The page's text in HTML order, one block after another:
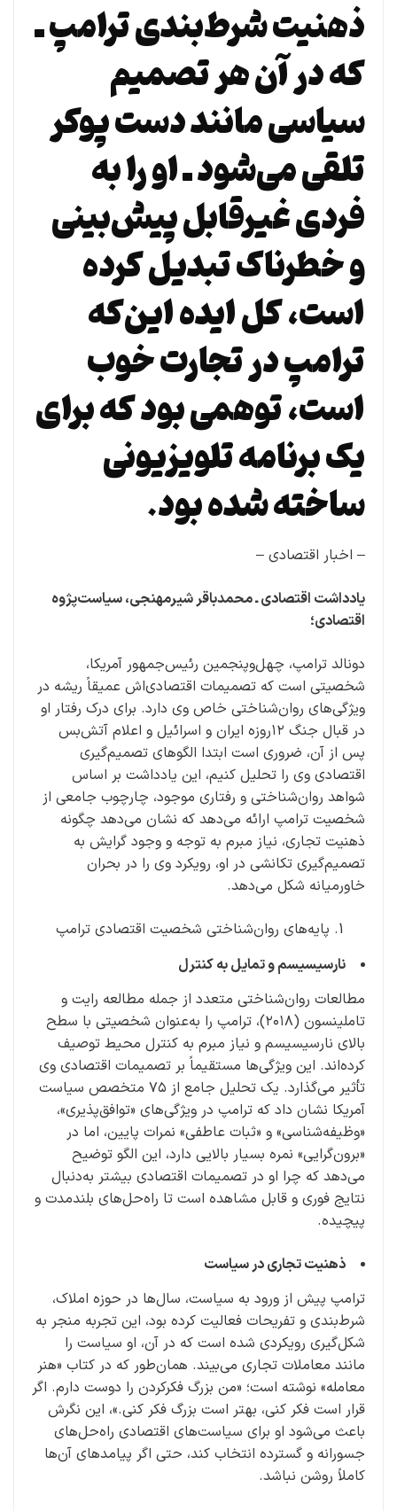
ذهنیت شرط‌بندی ترامپ ـ
که در آن هر تصمیم
سیاسی مانند دست پوکر
تلقی می‌شود ـ او را به
فردی غیرقابل پیش‌بینی
و خطرناک تبدیل کرده
است، کل ایده این‌که
ترامپ در تجارت خوب
است، توهمی بود که برای
یک برنامه تلویزیونی
ساخته شده بود.
– اخبار اقتصادی –
یادداشت اقتصادی ـ محمدباقر شیرمهنجی، سیاست‌پژوه
اقتصادی؛
دونالد ترامپ، چهل‌وپنجمین رئیس‌جمهور آمریکا،
شخصیتی است که تصمیمات اقتصادی‌اش عمیقاً ریشه در
ویژگی‌های روان‌شناختی خاص وی دارد. برای درک رفتار او
در قبال جنگ ۱۲روزه ایران و اسرائیل و اعلام آتش‌بس
پس از آن، ضروری است ابتدا الگوهای تصمیم‌گیری
اقتصادی وی را تحلیل کنیم، این یادداشت بر اساس
شواهد روان‌شناختی و رفتاری موجود، چارچوب جامعی از
شخصیت ترامپ ارائه می‌دهد که نشان می‌دهد چگونه
ذهنیت تجاری، نیاز مبرم به توجه و وجود گرایش به
تصمیم‌گیری تکانشی در او، رویکرد وی را در بحران
خاورمیانه شکل می‌دهد.
پایه‌های روان‌شناختی شخصیت اقتصادی ترامپ
نارسیسیسم و تمایل به کنترل
مطالعات روان‌شناختی متعدد از جمله مطالعه رایت و
تاملینسون (۲۰۱۸)، ترامپ را به‌عنوان شخصیتی با سطح
بالای نارسیسیسم و نیاز مبرم به کنترل محیط توصیف
کرده‌اند. این ویژگی‌ها مستقیماً بر تصمیمات اقتصادی وی
تأثیر می‌گذارد. یک تحلیل جامع از ۷۵ متخصص سیاست
آمریکا نشان داد که ترامپ در ویژگی‌های «توافق‌پذیری»،
«وظیفه‌شناسی» و «ثبات عاطفی» نمرات پایین، اما در
«برون‌گرایی» نمره بسیار بالایی دارد، این الگو توضیح
می‌دهد که چرا او در تصمیمات اقتصادی بیشتر به‌دنبال
نتایج فوری و قابل مشاهده است تا راه‌حل‌های بلندمدت و
پیچیده.
ذهنیت تجاری در سیاست
ترامپ پیش از ورود به سیاست، سال‌ها در حوزه املاک،
شرط‌بندی و تفریحات فعالیت کرده بود، این تجربه منجر به
شکل‌گیری رویکردی شده است که در آن، او سیاست را
مانند معاملات تجاری می‌بیند. همان‌طور که در کتاب «هنر
معامله» نوشته است؛ «من بزرگ فکرکردن را دوست دارم. اگر
قرار است فکر کنی، بهتر است بزرگ فکر کنی.»، این نگرش
باعث می‌شود او برای سیاست‌های اقتصادی راه‌حل‌های
جسورانه و گسترده انتخاب کند، حتی اگر پیامدهای آن‌ها
کاملاً روشن نباشد.